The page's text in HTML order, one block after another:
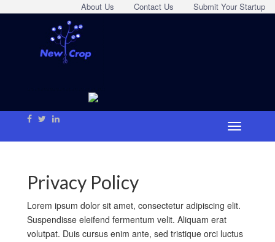
Submit Your Startup
Contact Us
About Us
Privacy Policy
Lorem ipsum dolor sit amet, consectetur adipiscing elit.
Suspendisse eleifend fermentum velit. Aliquam erat
volutpat. Duis cursus enim ante, sed tristique orci luctus